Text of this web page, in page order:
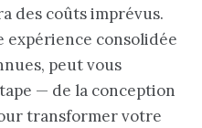
des coûts imprévus.
expérience consolidée
peut vous
— de la conception
transformer votre